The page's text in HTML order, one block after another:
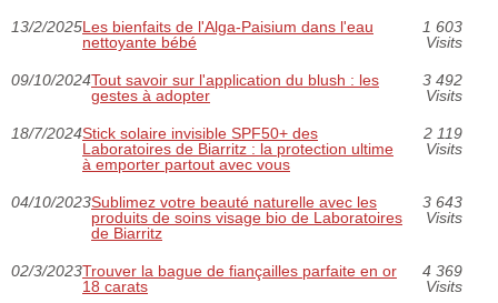
13/2/2025Les bienfaits de l'Alga-Paisium dans l'eau
nettoyante bébé
1 603
Visits
09/10/2024Tout savoir sur l'application du blush : les
gestes à adopter
3 492
Visits
18/7/2024Stick solaire invisible SPF50+ des
Laboratoires de Biarritz : la protection ultime
à emporter partout avec vous
2 119
Visits
04/10/2023Sublimez votre beauté naturelle avec les
produits de soins visage bio de Laboratoires
de Biarritz
3 643
Visits
02/3/2023Trouver la bague de fiançailles parfaite en or
18 carats
4 369
Visits